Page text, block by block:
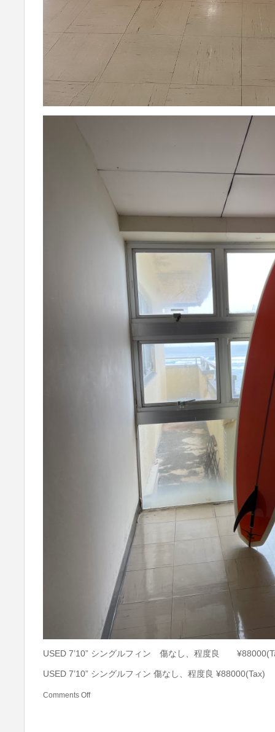
USED 7’10” シングルフィン 傷なし、程度良
USED 7’10” シングルフィン 傷なし、程度良 ¥88000(Tax)
Comments Off